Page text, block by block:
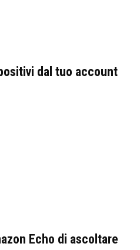
dal tuo account
Echo di ascoltare